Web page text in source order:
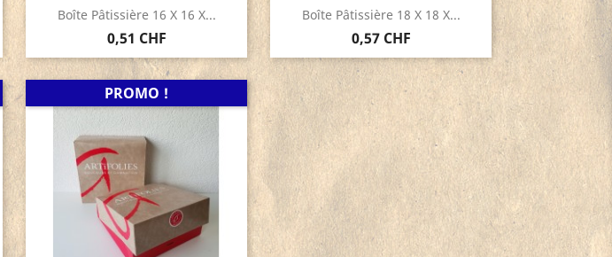
Boîte Pâtissière 16 X 16 X...
0,51 CHF
Aperçu rapide Boîte Pâtissière 18 X 18 X...
0,57 CHF
Aperçu rapide
PROMO !